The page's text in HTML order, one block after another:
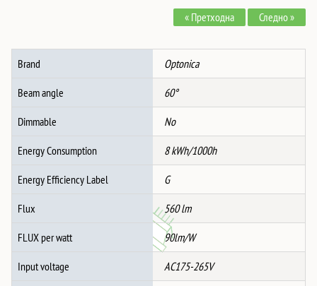
РОТАТИВЕН,
4500K
количина
« Претходна Следно »
Brand Optonica
Beam angle 60°
Dimmable No
Energy Consumption 8 kWh/1000h
Energy Efficiency Label G
Flux 560 lm
FLUX per watt 90lm/W
Input voltage AC175-265V